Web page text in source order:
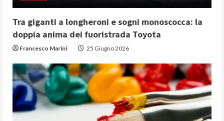
Tra giganti a longheroni e sogni monoscocca: la
doppia anima dei fuoristrada Toyota
Francesco Marini 25 Giugno 2026